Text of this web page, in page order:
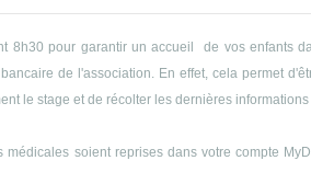
8h30 pour garantir un accueil de vos enfants
de l'association. En effet, cela permet
le stage et de récolter les dernières
soient reprises dans votre compte